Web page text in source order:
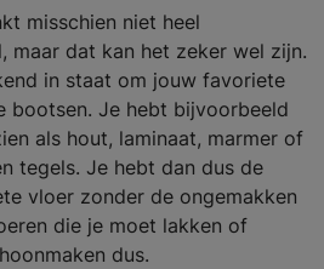
misschien niet heel
maar dat kan het zeker wel zijn.
in staat om jouw favoriete
bootsen. Je hebt bijvoorbeeld
als hout, laminaat, marmer of
tegels. Je hebt dan dus de
vloer zonder de ongemakken
die je moet lakken of
dus.